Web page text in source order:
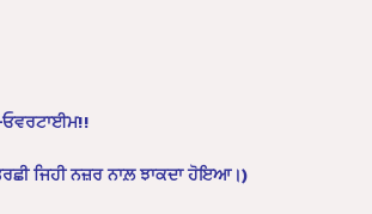
ਜਿਹੀ ਨਜ਼ਰ ਨਾਲ਼ ਝਾਕਦਾ ਹੋਇਆ।)